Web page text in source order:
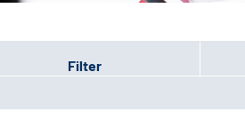
Filter